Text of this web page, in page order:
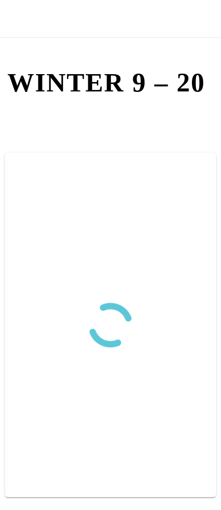
WINTER 9 – 20